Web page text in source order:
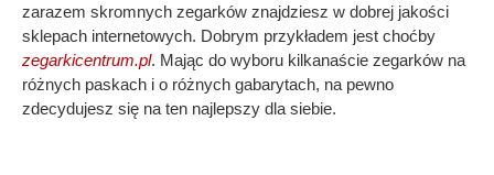
zarazem skromnych zegarków znajdziesz w dobrej jakości
sklepach internetowych. Dobrym przykładem jest choćby
zegarkicentrum.pl. Mając do wyboru kilkanaście zegarków na
różnych paskach i o różnych gabarytach, na pewno
zdecydujesz się na ten najlepszy dla siebie.